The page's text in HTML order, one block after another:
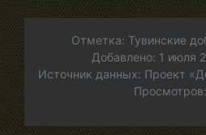
Отметка: Тувинские
Добавлено: 1 июля
Источник данных: Проект